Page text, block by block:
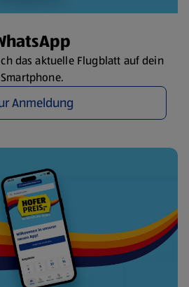
das aktuelle Flugblatt auf dein
Smartphone.
Anmeldung